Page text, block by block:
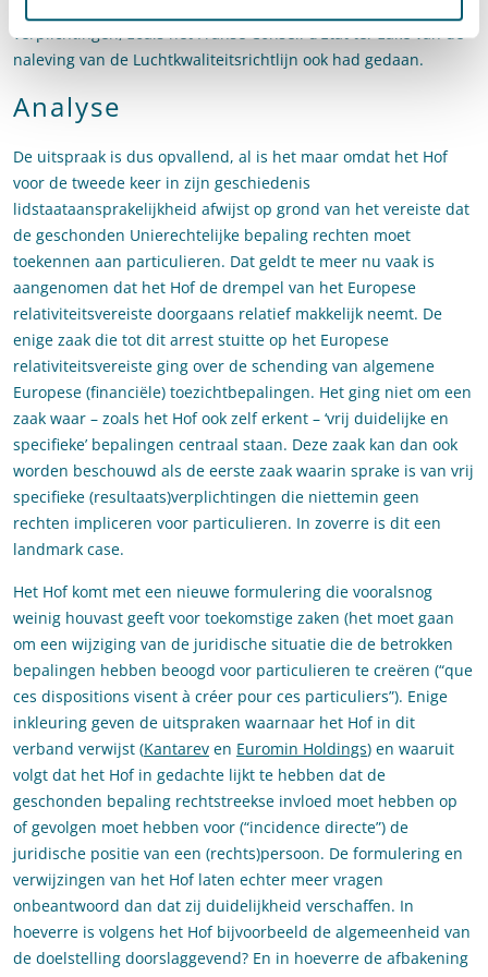
verplichtingen, zoals het Franse Conseil d’État ter zake van de
naleving van de Luchtkwaliteitsrichtlijn ook had gedaan.
Analyse
De uitspraak is dus opvallend, al is het maar omdat het Hof
voor de tweede keer in zijn geschiedenis
lidstaataansprakelijkheid afwijst op grond van het vereiste dat
de geschonden Unierechtelijke bepaling rechten moet
toekennen aan particulieren. Dat geldt te meer nu vaak is
aangenomen dat het Hof de drempel van het Europese
relativiteitsvereiste doorgaans relatief makkelijk neemt. De
enige zaak die tot dit arrest stuitte op het Europese
relativiteitsvereiste ging over de schending van algemene
Europese (financiële) toezichtbepalingen. Het ging niet om een
zaak waar – zoals het Hof ook zelf erkent – ‘vrij duidelijke en
specifieke’ bepalingen centraal staan. Deze zaak kan dan ook
worden beschouwd als de eerste zaak waarin sprake is van vrij
specifieke (resultaats)verplichtingen die niettemin geen
rechten impliceren voor particulieren. In zoverre is dit een
landmark case.
Het Hof komt met een nieuwe formulering die vooralsnog
weinig houvast geeft voor toekomstige zaken (het moet gaan
om een wijziging van de juridische situatie die de betrokken
bepalingen hebben beoogd voor particulieren te creëren (“que
ces dispositions visent à créer pour ces particuliers”). Enige
inkleuring geven de uitspraken waarnaar het Hof in dit
verband verwijst (Kantarev en Euromin Holdings) en waaruit
volgt dat het Hof in gedachte lijkt te hebben dat de
geschonden bepaling rechtstreekse invloed moet hebben op
of gevolgen moet hebben voor (“incidence directe”) de
juridische positie van een (rechts)persoon. De formulering en
verwijzingen van het Hof laten echter meer vragen
onbeantwoord dan dat zij duidelijkheid verschaffen. In
hoeverre is volgens het Hof bijvoorbeeld de algemeenheid van
de doelstelling doorslaggevend? En in hoeverre de afbakening